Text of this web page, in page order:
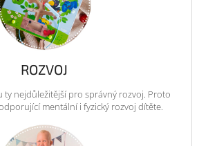
ROZVOJ
ty nejdůležitější pro správný rozvoj. Proto
mentální i fyzický rozvoj dítěte.